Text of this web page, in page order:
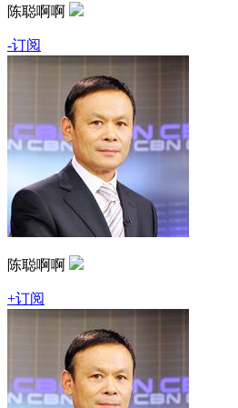
陈聪啊啊
-订阅
陈聪啊啊
+订阅